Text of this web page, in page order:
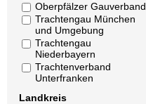
Oberpfälzer Gauverband
Trachtengau München
und Umgebung
Trachtengau
Niederbayern
Trachtenverband
Unterfranken
Landkreis